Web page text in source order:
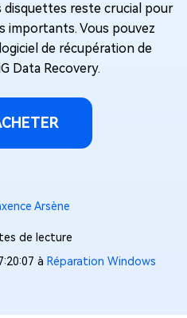
disquettes reste crucial pour
importants. Vous pouvez
de récupération de
Data Recovery.
Arsène
de lecture
à Réparation Windows